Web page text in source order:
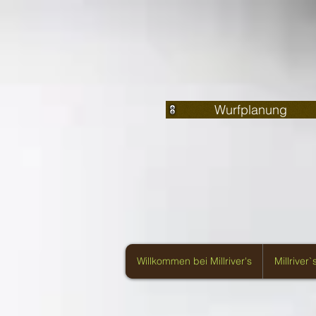
Wurfplanung
Willkommen bei Millriver's